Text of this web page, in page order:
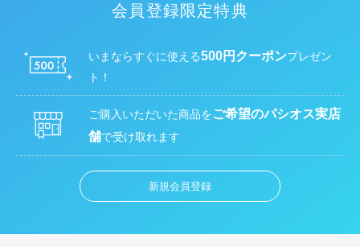
会員登録限定特典
いまならすぐに使える500円クーポンプレゼン
ト！
ご購入いただいた商品をご希望のパシオス実店
舗で受け取れます
新規会員登録